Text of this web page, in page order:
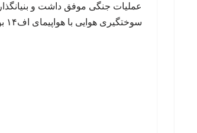
عملیات جنگی موفق داشت و بنیانگذار
سوختگیری هوایی با هواپیمای اف۱۴ بود./تسنیم